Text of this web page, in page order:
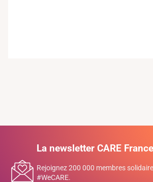
La newsletter CARE France
Rejoignez 200 000 membres
#WeCARE.